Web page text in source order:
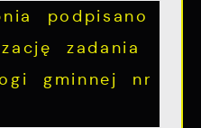
podpisano
zadania
gminnej nr